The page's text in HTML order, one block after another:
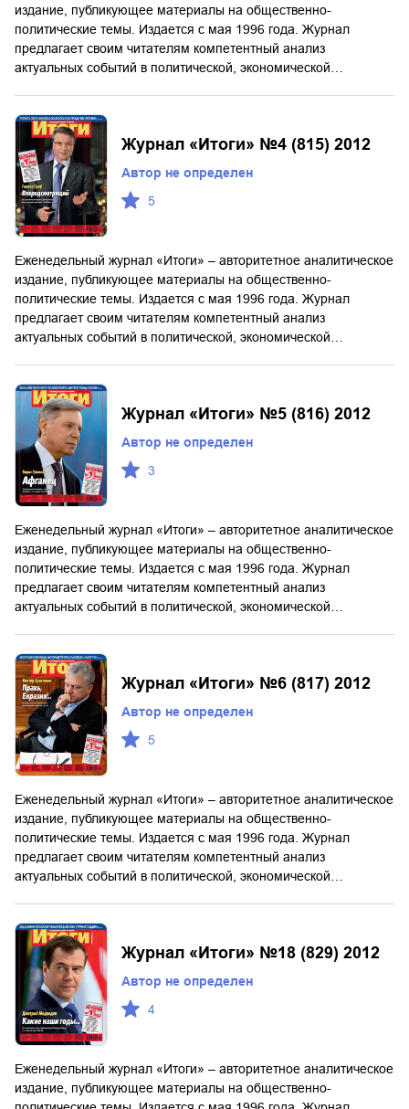
издание, публикующее материалы на общественно-
политические темы. Издается с мая 1996 года. Журнал
предлагает своим читателям компетентный анализ
актуальных событий в политической, экономической…
Журнал «Итоги» №4 (815) 2012
Автор не определен
5
Еженедельный журнал «Итоги» – авторитетное аналитическое
издание, публикующее материалы на общественно-
политические темы. Издается с мая 1996 года. Журнал
предлагает своим читателям компетентный анализ
актуальных событий в политической, экономической…
Журнал «Итоги» №5 (816) 2012
Автор не определен
3
Еженедельный журнал «Итоги» – авторитетное аналитическое
издание, публикующее материалы на общественно-
политические темы. Издается с мая 1996 года. Журнал
предлагает своим читателям компетентный анализ
актуальных событий в политической, экономической…
Журнал «Итоги» №6 (817) 2012
Автор не определен
5
Еженедельный журнал «Итоги» – авторитетное аналитическое
издание, публикующее материалы на общественно-
политические темы. Издается с мая 1996 года. Журнал
предлагает своим читателям компетентный анализ
актуальных событий в политической, экономической…
Журнал «Итоги» №18 (829) 2012
Автор не определен
4
Еженедельный журнал «Итоги» – авторитетное аналитическое
издание, публикующее материалы на общественно-